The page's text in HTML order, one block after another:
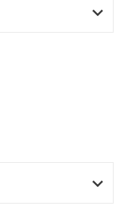

